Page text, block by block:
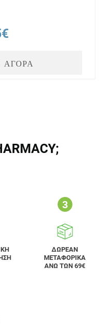
ΑΓΟΡΑ
ΔΩΡΕΑΝ
ΜΕΤΑΦΟΡΙΚΑ
ΑΝΩ ΤΩΝ 69€